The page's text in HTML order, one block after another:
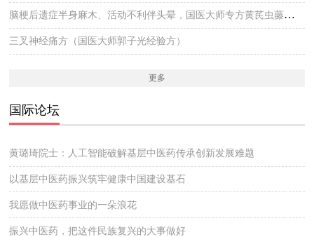
脑梗后遗症半身麻木、活动不利伴头晕，国医大师专方黄芪虫藤饮的实战医案
三叉神经痛方（国医大师郭子光经验方）
更多
国际论坛
黄璐琦院士：人工智能破解基层中医药传承创新发展难题
以基层中医药振兴筑牢健康中国建设基石
我愿做中医药事业的一朵浪花
振兴中医药，把这件民族复兴的大事做好